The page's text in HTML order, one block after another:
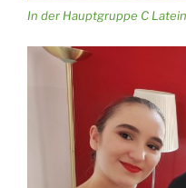
In der Hauptgruppe C